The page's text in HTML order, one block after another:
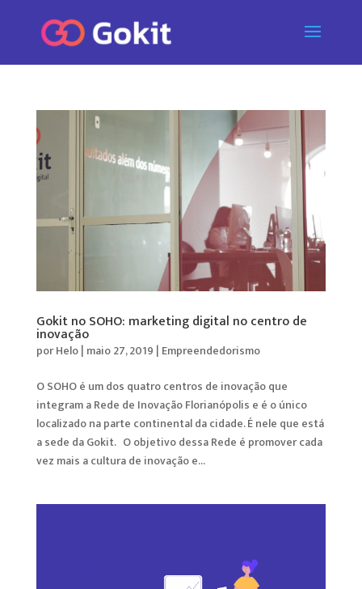
Gokit no SOHO: marketing digital no centro de
inovação
porHelo| maio 27, 2019 | Empreendedorismo
O SOHO é um dos quatro centros de inovação que
integram a Rede de Inovação Florianópolis e é o único
localizado na parte continental da cidade. É nele que está
a sede da Gokit. O objetivo dessa Rede é promover cada
vez mais a cultura de inovação e...